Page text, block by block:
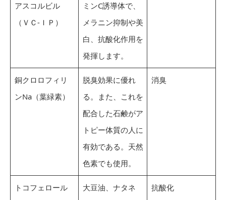
アスコルビル
（ＶＣ-ＩＰ）
ミンC誘導体で、
メラニン抑制や美
白、抗酸化作用を
発揮します。
銅クロロフィリ
ンNa（葉緑素）
脱臭効果に優れ
る。また、これを
配合した石鹸がア
トピー体質の人に
有効である。天然
色素でも使用。
消臭
トコフェロール
大豆油、ナタネ
抗酸化